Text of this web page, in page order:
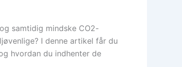
samtidig mindske CO2-
I denne artikel får du
hvordan du indhenter de